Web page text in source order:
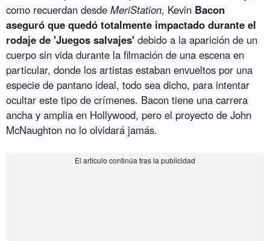
como recuerdan desdeMeriStation, Kevin Bacon
aseguró que quedó totalmente impactado durante el
rodaje de 'Juegos salvajes' debido a la aparición de un
cuerpo sin vida durante la filmación de una escena en
particular, donde los artistas estaban envueltos por una
especie de pantano ideal, todo sea dicho, para intentar
ocultar este tipo de crímenes. Bacon tiene una carrera
ancha y amplia en Hollywood, pero el proyecto de John
McNaughton no lo olvidará jamás.